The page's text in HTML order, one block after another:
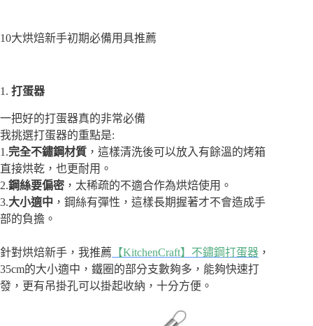
10大烘焙新手初期必備用具推薦
1. 打蛋器
一把好的打蛋器真的非常必備
我挑選打蛋器的重點是:
1.完全不鏽鋼材質 ，這樣清洗後可以放入有餘溫的烤箱
直接烘乾，也更耐用。
2.鋼絲要偏密 ，太稀疏的不適合作為烘焙使用。
3.大小適中 ，鋼絲有彈性，這樣長期握著才不會造成手
部的負擔。
針對烘焙新手，我推薦 【KitchenCraft】不鏽鋼打蛋器 ，
35cm的大小適中，鐵圈的部分支數夠多，能夠快速打
發，更有吊掛孔可以掛起收納，十分方便。